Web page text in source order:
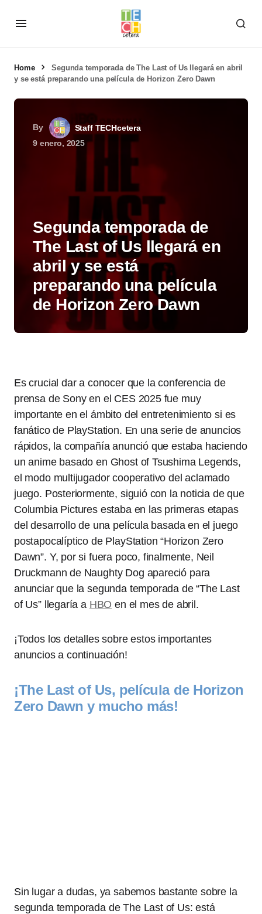
Home
Segunda temporada de The Last of Us llegará en abril
y se está preparando una película de Horizon Zero Dawn
By
Staff TECHcetera
9 enero, 2025
Segunda temporada de
The Last of Us llegará en
abril y se está
preparando una película
de Horizon Zero Dawn
Es crucial dar a conocer que la conferencia de
prensa de Sony en el CES 2025 fue muy
importante en el ámbito del entretenimiento si es
fanático de PlayStation. En una serie de anuncios
rápidos, la compañía anunció que estaba haciendo
un anime basado en Ghost of Tsushima Legends,
el modo multijugador cooperativo del aclamado
juego. Posteriormente, siguió con la noticia de que
Columbia Pictures estaba en las primeras etapas
del desarrollo de una película basada en el juego
postapocalíptico de PlayStation “Horizon Zero
Dawn”. Y, por si fuera poco, finalmente, Neil
Druckmann de Naughty Dog apareció para
anunciar que la segunda temporada de “The Last
of Us” llegaría a HBO en el mes de abril.
¡Todos los detalles sobre estos importantes
anuncios a continuación!
¡The Last of Us, película de Horizon
Zero Dawn y mucho más!
Sin lugar a dudas, ya sabemos bastante sobre la
segunda temporada de The Last of Us: está